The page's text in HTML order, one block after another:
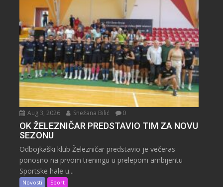
Aug 3, 2026 Snežana Bilić 0
OK ŽELEZNIČAR PREDSTAVIO TIM ZA NOVU
SEZONU
Odbojkaški klub Železničar predstavio je večeras
ponosno na prvom treningu u prelepom ambijentu
Sportske hale u...
Novosti Sport